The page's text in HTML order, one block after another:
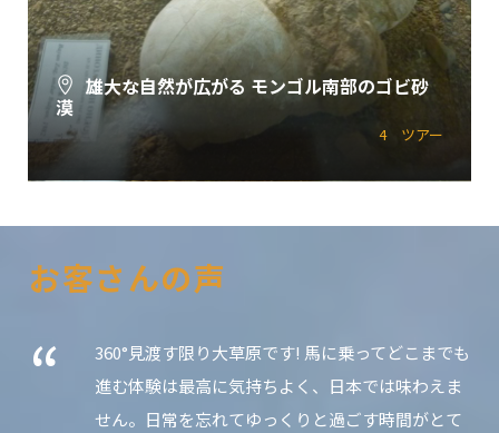
雄大な自然が広がる モンゴル南部のゴビ砂
漠
4 ツアー
お客さんの声
“
モンゴルの大草原を駆ける──「モリンゾーツー
リストキャンプ」 広大なモンゴルの大草原を、心
ゆくまで満喫できる理想の乗馬体験ができまし